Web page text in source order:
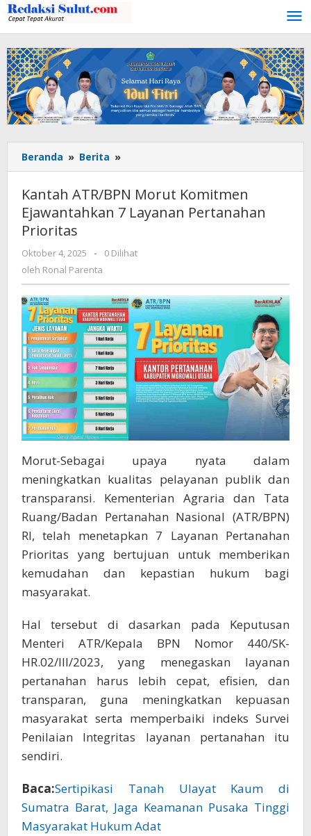
Lewati
ke
konten
Beranda » Berita »
ATR/BPN
Komitmen
Ejawantahkan
Pertanahan
Kantah ATR/BPN Morut Komitmen
Ejawantahkan 7 Layanan Pertanahan
Prioritas
Oktober 4, 2025
oleh
Ronal
-
0 Dilihat
oleh Ronal Parenta
Morut-Sebagai upaya nyata dalam
meningkatkan kualitas pelayanan publik dan
transparansi. Kementerian Agraria dan Tata
Ruang/Badan Pertanahan Nasional (ATR/BPN)
RI, telah menetapkan 7 Layanan Pertanahan
Prioritas yang bertujuan untuk memberikan
kemudahan dan kepastian hukum bagi
masyarakat.
Hal tersebut di dasarkan pada Keputusan
Menteri ATR/Kepala BPN Nomor 440/SK-
HR.02/III/2023, yang menegaskan layanan
pertanahan harus lebih cepat, efisien, dan
transparan, guna meningkatkan kepuasan
masyarakat serta memperbaiki indeks Survei
Penilaian Integritas layanan pertanahan itu
sendiri.
Baca:Sertipikasi Tanah Ulayat Kaum di
Sumatra Barat, Jaga Keamanan Pusaka Tinggi
Masyarakat Hukum Adat